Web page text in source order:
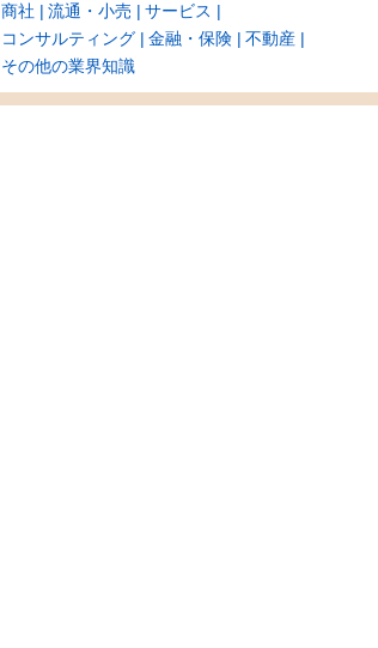
商社
流通・小売
サービス
コンサルティング
金融・保険
不動産
その他の業界知識